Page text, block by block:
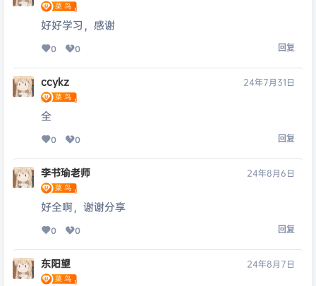
好好学习，感谢
0 0 回复
ccykz 24年7月31日
全
0 0 回复
李书瑜老师 24年8月6日
好全啊，谢谢分享
0 0 回复
东阳望 24年8月7日